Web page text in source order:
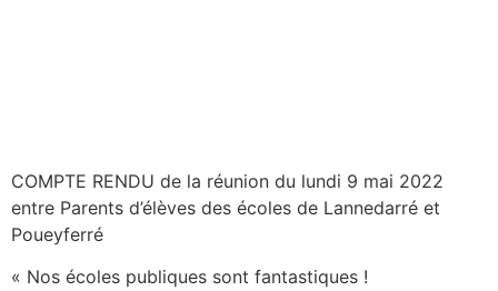
COMPTE RENDU de la réunion du lundi 9 mai 2022
entre Parents d’élèves des écoles de Lannedarré et
Poueyferré
« Nos écoles publiques sont fantastiques !